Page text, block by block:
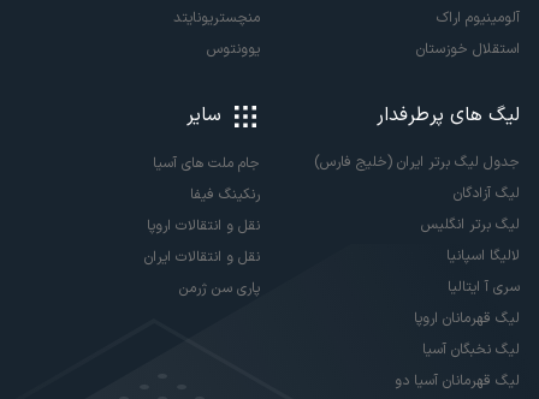
آلومینیوم اراک
استقلال خوزستان
منچستریونایتد
یوونتوس
لیگ های پرطرفدار
جدول لیگ برتر ایران (خلیج فارس)
لیگ آزادگان
لیگ برتر انگلیس
لالیگا اسپانیا
سری آ ایتالیا
لیگ قهرمانان اروپا
لیگ نخبگان آسیا
لیگ قهرمانان آسیا دو
سایر
جام ملت های آسیا
رنکینگ فیفا
نقل و انتقالات اروپا
نقل و انتقالات ایران
پاری سن ژرمن